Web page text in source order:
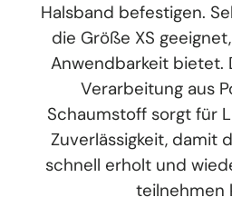
Halsband befestigen.
die Größe XS
Anwendbarkeit bietet.
Verarbeitung aus
Schaumstoff sorgt für
Zuverlässigkeit, damit
schnell erholt und
teilnehmen